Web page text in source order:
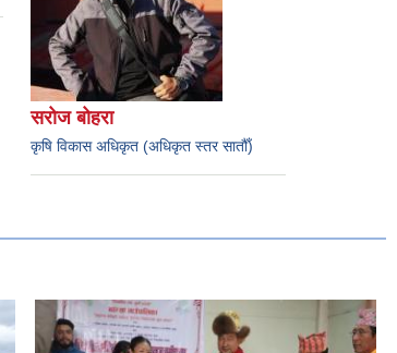
सरोज बोहरा
कृषि विकास अधिकृत (अधिकृत स्तर सातौँ)